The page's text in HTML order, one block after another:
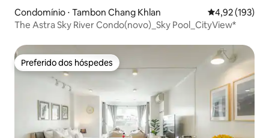
Condomínio ⋅ Tambon Chang Khlan 4,92 de uma
4,92 (193)
The Astra Sky River Condo(novo)_Sky Pool_CityView*
Preferido dos hóspedes
Preferido dos hóspedes